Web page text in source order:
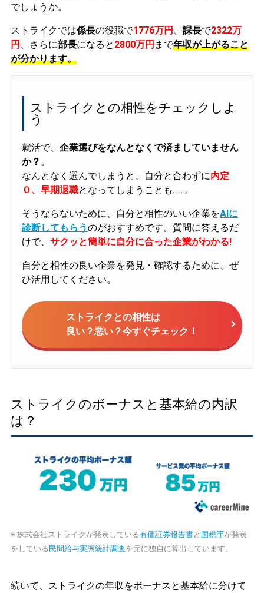
でしょうか。
ストライクでは係長の役職で1776万円 課長で2322万
円
、さらに部長になると 2800万円 まで年収が上がること
が分かります。
ストライクとの相性をチェックしよ
う
就活で、 企業選びをなんとなくで済ましていません
か？ 。
なんとなく選んでしまうと、自分と合わずに内定
０、早期退職となってしまうことも……。
そうならないために、自分と相性のいい企業をAIに
診断してもらうのがおすすめです。質問に答えるだ
けで、 サクッと簡単に自分に合った企業がわかる!
自分と相性の良い企業を発見・確認するために、ぜ
ひ活用してください。
ストライクとの相性は
良い？悪い？今すぐチェック！
ストライクのボーナスと基本給の内訳
は？
※ 株式会社ストライクが発表している有価証券報告書と 国税庁が発表
をしている 民間給与実態統計調査を元に独自に算出しています。
続いて、ストライクの年収をボーナスと基本給に分けて